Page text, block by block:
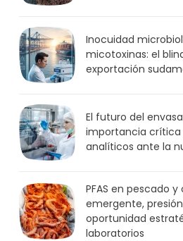
Inocuidad
micotoxinas: el
exportación
El futuro del
importancia crítica
analíticos ante la
PFAS en pescado
emergente,
oportunidad
laboratorios